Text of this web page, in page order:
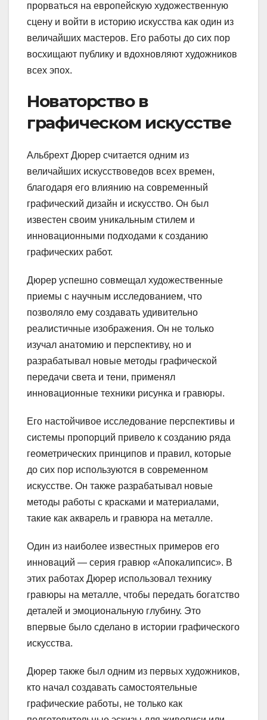
прорваться на европейскую художественную
сцену и войти в историю искусства как один из
величайших мастеров. Его работы до сих пор
восхищают публику и вдохновляют художников
всех эпох.
Новаторство в
графическом искусстве
Альбрехт Дюрер считается одним из
величайших искусствоведов всех времен,
благодаря его влиянию на современный
графический дизайн и искусство. Он был
известен своим уникальным стилем и
инновационными подходами к созданию
графических работ.
Дюрер успешно совмещал художественные
приемы с научным исследованием, что
позволяло ему создавать удивительно
реалистичные изображения. Он не только
изучал анатомию и перспективу, но и
разрабатывал новые методы графической
передачи света и тени, применял
инновационные техники рисунка и гравюры.
Его настойчивое исследование перспективы и
системы пропорций привело к созданию ряда
геометрических принципов и правил, которые
до сих пор используются в современном
искусстве. Он также разрабатывал новые
методы работы с красками и материалами,
такие как акварель и гравюра на металле.
Один из наиболее известных примеров его
инноваций — серия гравюр «Апокалипсис». В
этих работах Дюрер использовал технику
гравюры на металле, чтобы передать богатство
деталей и эмоциональную глубину. Это
впервые было сделано в истории графического
искусства.
Дюрер также был одним из первых художников,
кто начал создавать самостоятельные
графические работы, не только как